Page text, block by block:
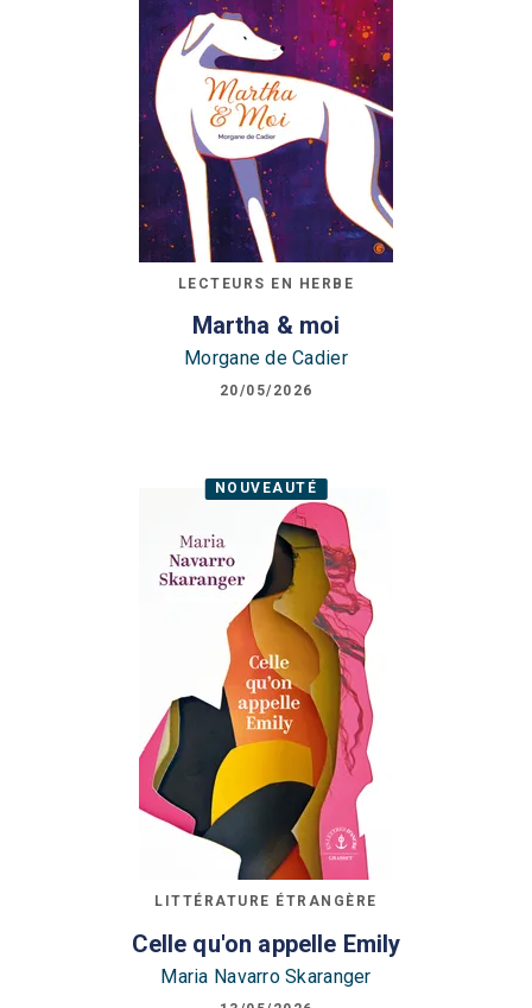
LECTEURS EN HERBE
Martha & moi
Morgane de Cadier
20/05/2026
NOUVEAUTÉ
LITTÉRATURE ÉTRANGÈRE
Celle qu'on appelle Emily
Maria Navarro Skaranger